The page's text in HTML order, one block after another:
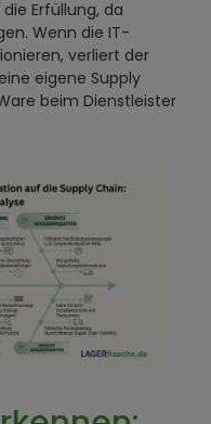
Erfüllung, da
Wenn die IT-
verliert der
eigene Supply
beim Dienstleister